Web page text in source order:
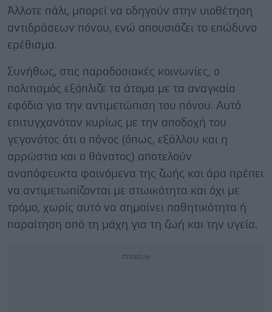
Άλλοτε πάλι, μπορεί να οδηγούν στην υιοθέτηση
αντιδράσεων πόνου, ενώ απουσιάζει το επώδυνο
ερέθισμα.
Συνήθως, στις παραδοσιακές κοινωνίες, ο
πολιτισμός εξόπλιζε τα άτομα με τα αναγκαία
εφόδια για την αντιμετώπιση του πόνου. Αυτό
επιτυγχανόταν κυρίως με την αποδοχή του
γεγονότος ότι ο πόνος (όπως, εξάλλου και η
αρρώστια και ο θάνατος) αποτελούν
αναπόφευκτα φαινόμενα της ζωής και άρα πρέπει
να αντιμετωπίζονται με στωικότητα και όχι με
τρόμο, χωρίς αυτό να σημαίνει παθητικότητα ή
παραίτηση από τη μάχη για τη ζωή και την υγεία.